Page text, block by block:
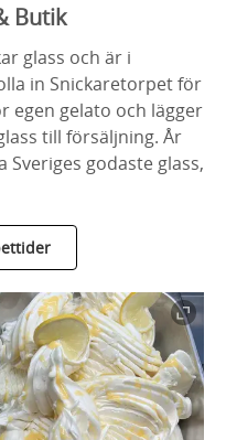
Butik
glass och är i
in Snickaretorpet för
egen gelato och lägger
till försäljning. År
godaste glass,